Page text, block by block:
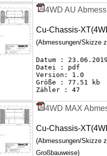
4WD AU
Cu-Chassis-
(Abmessungen/Skizze
Datum : 23.06.2019
Datei : pdf
Version: 1.0
Größe : 77.51 kb
Zähler : 47
4WD MAX
Cu-Chassis-
(Abmessungen/Skizze
Großbauweise)